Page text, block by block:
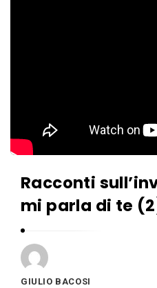
Racconti
mi parla di te
GIULIO BACOSI